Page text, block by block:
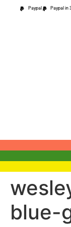
contenuto
Paypal Paypal in
blue-